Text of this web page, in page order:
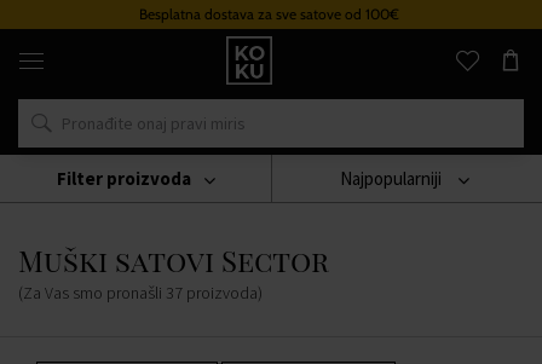
Besplatna dostava za sve satove od 100€
Originalni
parfemi
satovi
na
mjestu
Sat
Muški Satovi Muški Satovi Sector
Muški satovi Sector
(Za Vas smo pronašli 37 proizvoda)
Najpopularniji
Filter proizvoda